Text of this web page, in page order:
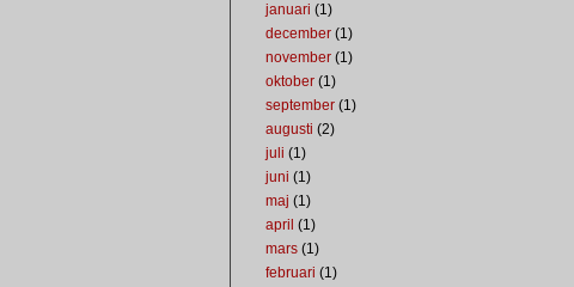
januari (1)
december (1)
november (1)
oktober (1)
september (1)
augusti (2)
juli (1)
juni (1)
maj (1)
april (1)
mars (1)
februari (1)